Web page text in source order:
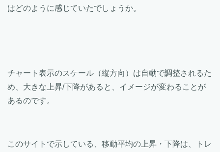
はどのように感じていたでしょうか。
チャート表示のスケール（縦方向）は自動で調整されるた
め、大きな上昇/下降があると、イメージが変わることが
あるのです。
このサイトで示している、移動平均の上昇・下降は、トレ